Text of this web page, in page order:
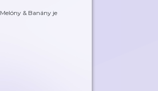
& Banány je